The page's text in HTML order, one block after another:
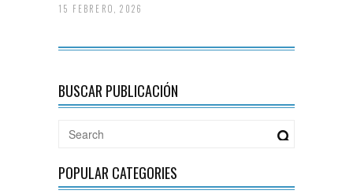
15 FEBRERO, 2026
BUSCAR PUBLICACIÓN
POPULAR CATEGORIES